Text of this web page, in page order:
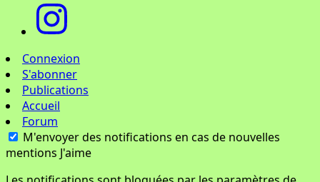
Connexion
S'abonner
Publications
Accueil
Forum
M'envoyer des notifications en cas de nouvelles
mentions J'aime